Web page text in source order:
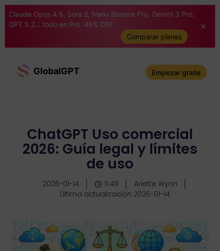
Claude Opus 4.6, Sora 2, Nano Banana Pro, Gemini 3 Pro,
GPT 5.2... todo en Pro. 46% OFF
Comparar planes
GlobalGPT Empezar gratis
ChatGPT Uso comercial
2026: Guía legal y límites
de uso
2026-01-14 11:49
Ariette Wynn
Última actualización 2026-01-14